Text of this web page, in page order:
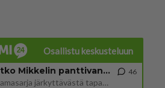
Osallistu keskusteluun
Muistatko Mikkelin panttivankidraaman?
Uusi draamasarja järkyttävästä tapauksesta on tulossa. Tositapahtumiin perustuva sarja ammentaa vuoden 1986 Mikkelin pan
46